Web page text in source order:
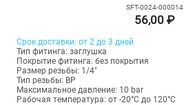
SFT-0024-000014
56,00 ₽
Срок доставки: от 2 до 3 дней
Тип фитинга: заглушка
Покрытие фитинга: без покрытия
Размер резьбы: 1/4"
Тип резьбы: ВР
Максимальное давление: 10 bar
Рабочая температура: от -20°C до 120°C